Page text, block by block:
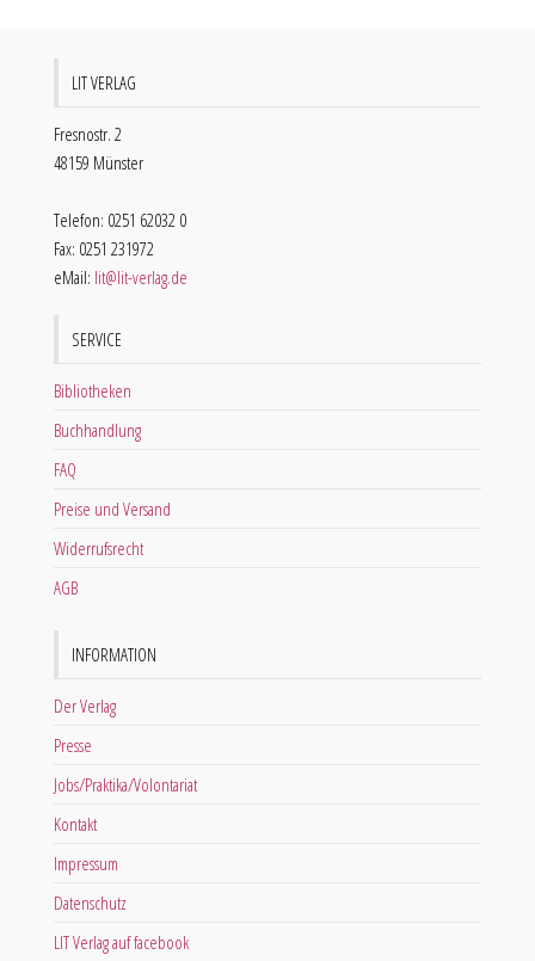
LIT VERLAG
Fresnostr. 2
48159 Münster
Telefon: 0251 62032 0
Fax: 0251 231972
eMail: lit@lit-verlag.de
SERVICE
Bibliotheken
Buchhandlung
FAQ
Preise und Versand
Widerrufsrecht
AGB
INFORMATION
Der Verlag
Presse
Jobs/Praktika/Volontariat
Kontakt
Impressum
Datenschutz
LIT Verlag auf facebook